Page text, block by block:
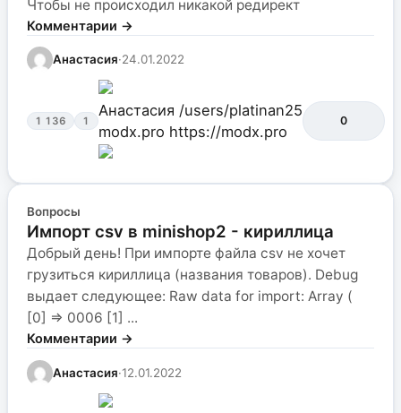
Чтобы не происходил никакой редирект
Комментарии →
Анастасия·24.01.2022
1 136 1
Анастасия /users/platinan25
modx.pro https://modx.pro
0
Вопросы
Импорт csv в minishop2 - кириллица
Добрый день! При импорте файла csv не хочет
грузиться кириллица (названия товаров). Debug
выдает следующее: Raw data for import: Array (
[0] => 0006 [1] ...
Комментарии →
Анастасия·12.01.2022